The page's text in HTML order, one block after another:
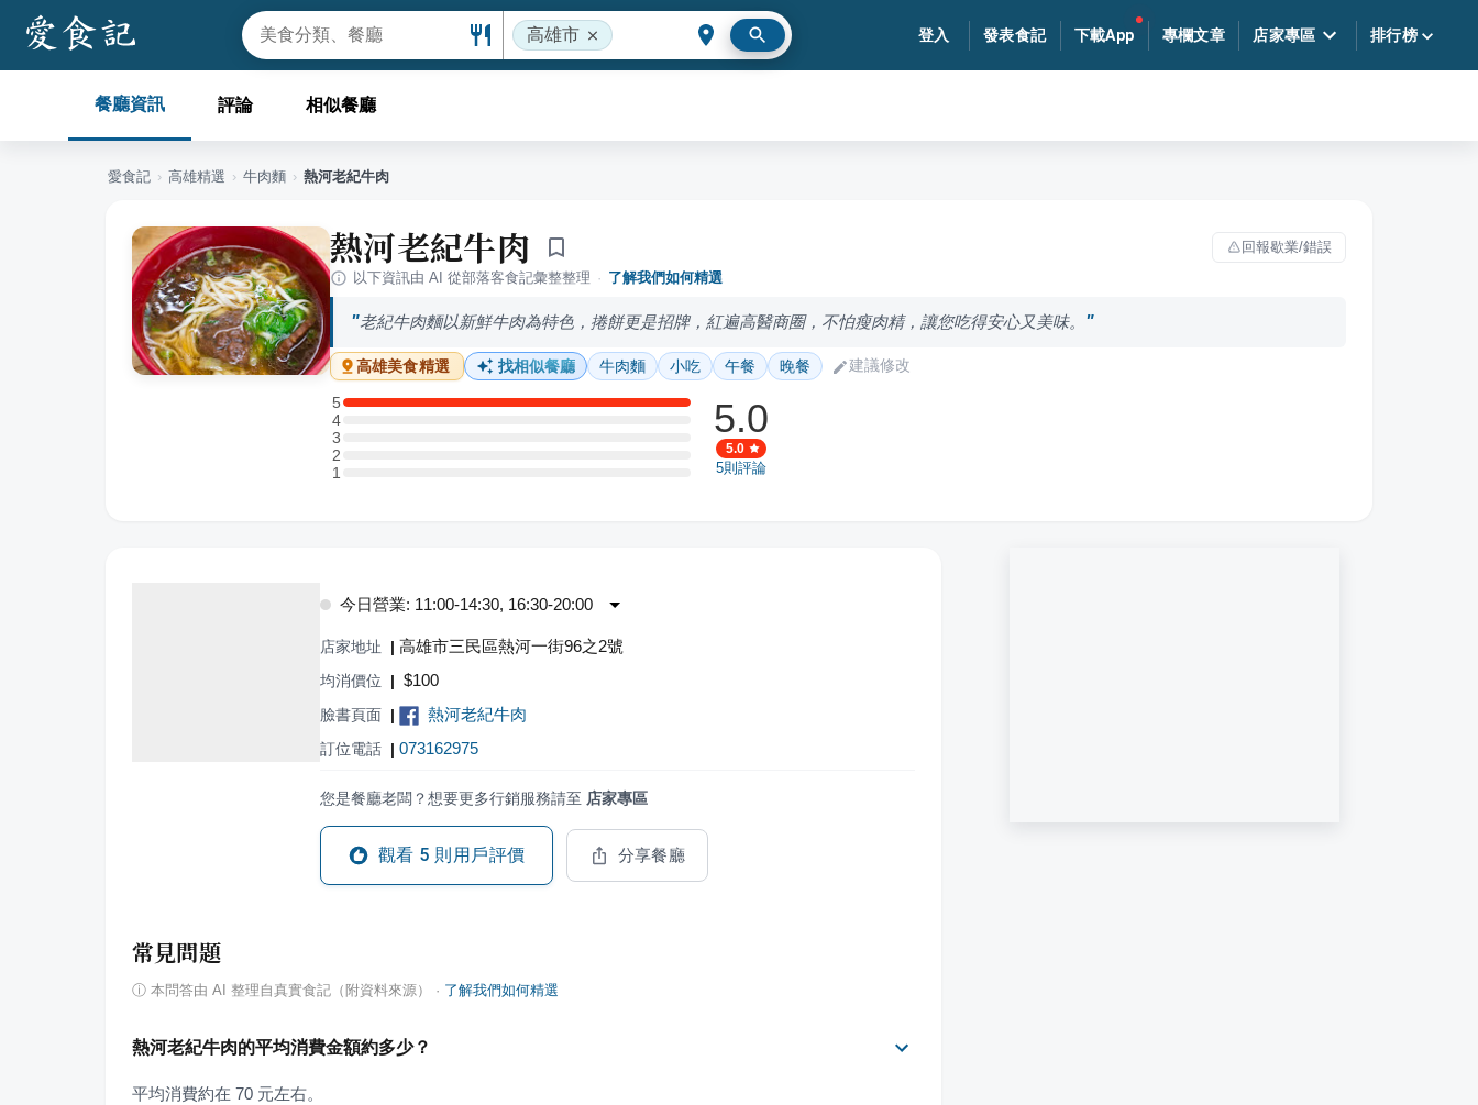
高雄市 登入 發表食記 下載App 專欄文章 店家專區 排行榜
餐廳資訊 評論 相似餐廳
愛食記 › 高雄精選 › 牛肉麵 › 熱河老紀牛肉
熱河老紀牛肉
回報歇業/錯誤
以下資訊由 AI 從部落客食記彙整整理 · 了解我們如何精選
老紀牛肉麵以新鮮牛肉為特色，捲餅更是招牌，紅遍高醫商圈，不怕瘦肉精，讓您吃得安心又美味。
高雄美食精選 找相似餐廳 牛肉麵 小吃 午餐 晚餐 建議修改
5
5 星：1 則評論
4
4 星：0 則評論
3
3 星：0 則評論
2
2 星：0 則評論
11 星：0 則評論
5.0
5.0
5則評論
今日營業: 11:00-14:30, 16:30-20:00
店家地址 | 高雄市三民區熱河一街96之2號
均消價位 | $100
臉書頁面 | 熱河老紀牛肉
訂位電話 | 073162975
您是餐廳老闆？想要更多行銷服務請至 店家專區
觀看 5 則用戶評價 分享餐廳
常見問題
ⓘ 本問答由 AI 整理自真實食記（附資料來源） · 了解我們如何精選
熱河老紀牛肉的平均消費金額約多少？
平均消費約在 70 元左右。